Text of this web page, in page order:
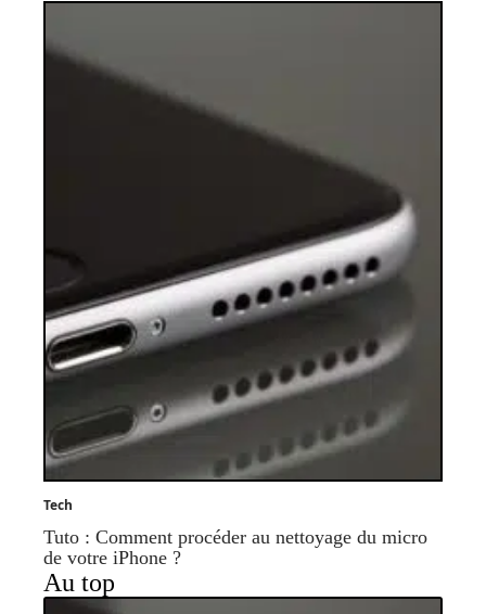
Tech
Tuto : Comment procéder au nettoyage du micro
de votre iPhone ?
Au top